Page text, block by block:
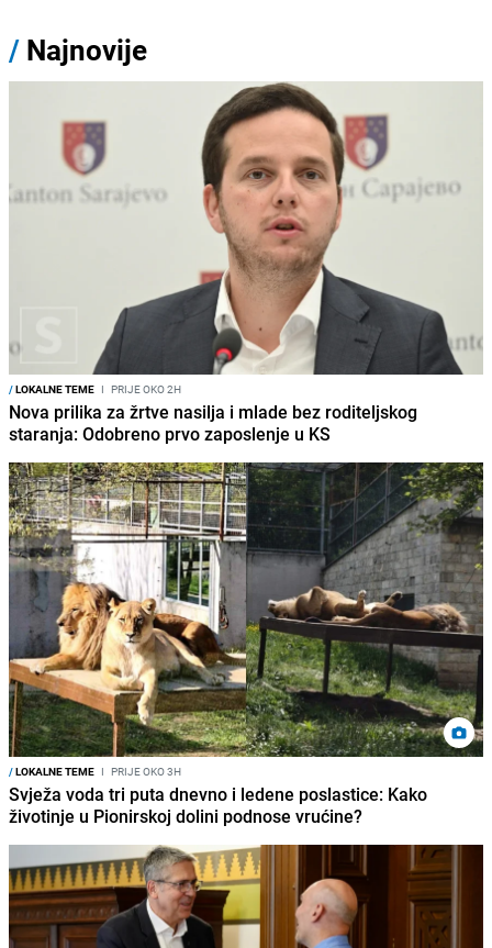
/ Najnovije
/LOKALNE TEME I PRIJE OKO 2H
Nova prilika za žrtve nasilja i mlade bez roditeljskog
staranja: Odobreno prvo zaposlenje u KS
/LOKALNE TEME I PRIJE OKO 3H
Svježa voda tri puta dnevno i ledene poslastice: Kako
životinje u Pionirskoj dolini podnose vrućine?